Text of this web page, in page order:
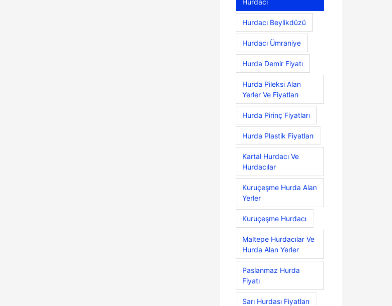
Hurdacı
Hurdacı Beylikdüzü
Hurdacı Ümraniye
Hurda Demir Fiyatı
Hurda Pileksi Alan
Yerler Ve Fiyatları
Hurda Pirinç Fiyatları
Hurda Plastik Fiyatları
Kartal Hurdacı Ve
Hurdacılar
Kuruçeşme Hurda Alan
Yerler
Kuruçeşme Hurdacı
Maltepe Hurdacılar Ve
Hurda Alan Yerler
Paslanmaz Hurda
Fiyatı
Sarı Hurdası Fiyatları